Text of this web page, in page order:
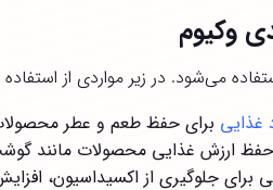
وکیوم
می‌شود. در زیر مواردی از
غذایی برای حفظ طعم و عطر
حفظ ارزش غذایی محصولات مانند
برای جلوگیری از اکسیداسیون،